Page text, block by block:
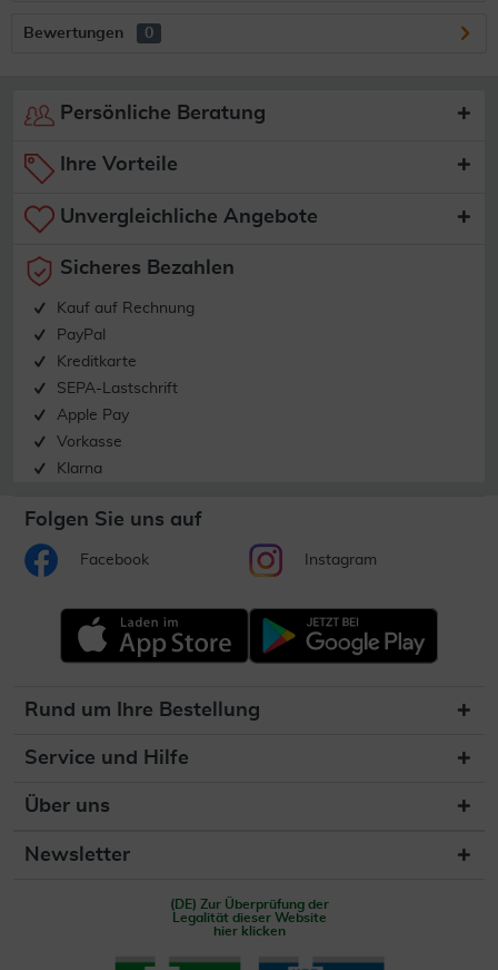
Bewertungen 0
Persönliche Beratung
Ihre Vorteile
Unvergleichliche Angebote
Sicheres Bezahlen
Kauf auf Rechnung
PayPal
Kreditkarte
SEPA-Lastschrift
Apple Pay
Vorkasse
Klarna
Folgen Sie uns auf
Facebook Instagram
Rund um Ihre Bestellung
Service und Hilfe
Über uns
Newsletter
(DE) Zur Überprüfung der
Legalität dieser Website
hier klicken